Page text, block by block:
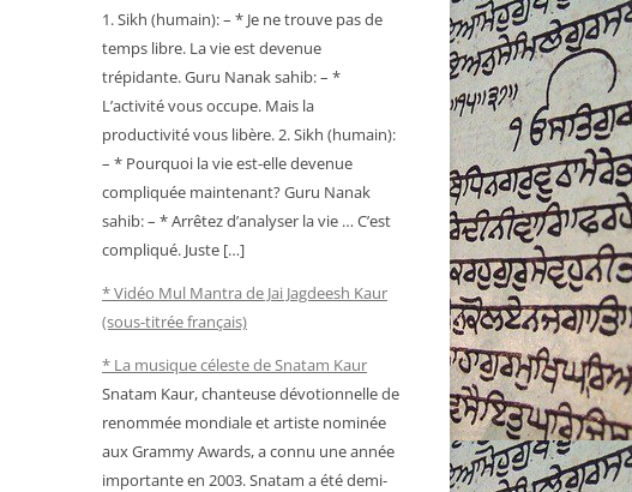
1. Sikh (humain): – * Je ne trouve pas de
temps libre. La vie est devenue
trépidante. Guru Nanak sahib: – *
L’activité vous occupe. Mais la
productivité vous libère. 2. Sikh (humain):
– * Pourquoi la vie est-elle devenue
compliquée maintenant? Guru Nanak
sahib: – * Arrêtez d’analyser la vie … C’est
compliqué. Juste […]
* Vidéo Mul Mantra de Jai Jagdeesh Kaur
(sous-titrée français)
* La musique céleste de Snatam Kaur
Snatam Kaur, chanteuse dévotionnelle de
renommée mondiale et artiste nominée
aux Grammy Awards, a connu une année
importante en 2003. Snatam a été demi-